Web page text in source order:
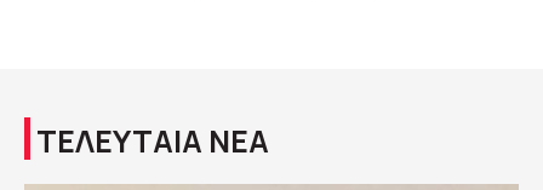
ΤΕΛΕΥΤΑΙΑ ΝΕΑ